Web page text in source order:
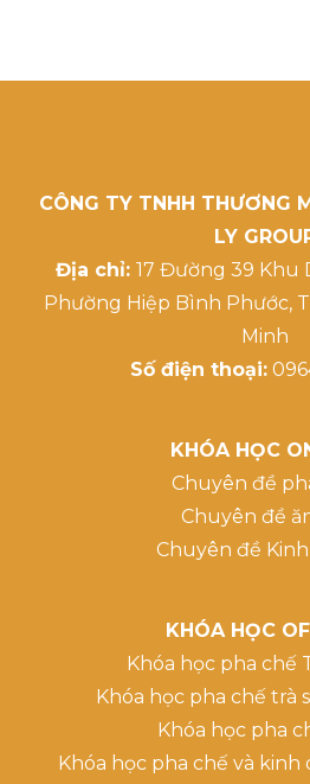
CÔNG TY TNHH THƯƠNG
LY
Địa chỉ: 17 Đường 39 Khu
Phường Hiệp Bình Phước,
Minh
Số điện thoại:
KHÓA HỌC
Chuyên đề
Chuyên đề
Chuyên đề
KHÓA HỌC
Khóa học pha chế
Khóa học pha chế trà
Khóa học pha
Khóa học pha chế và